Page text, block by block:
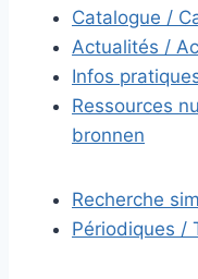
Catalogue /
Actualités /
Infos
Ressources
bronnen
Recherche
Périodiques /